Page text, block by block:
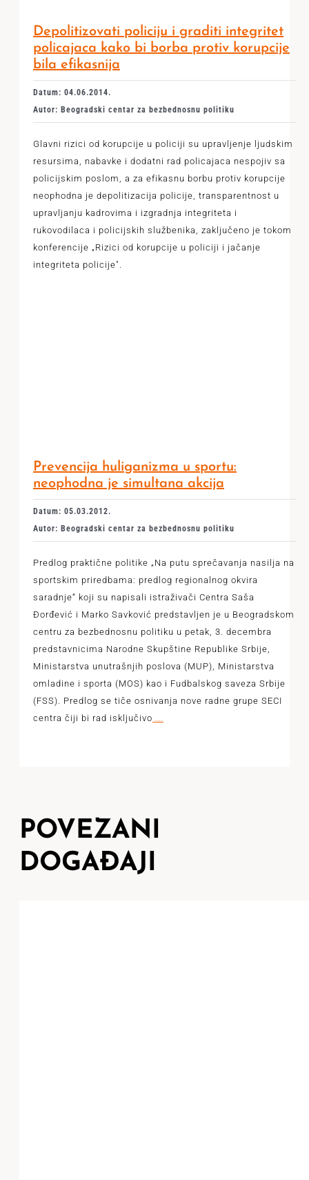
Depolitizovati policiju i graditi integritet
policajaca kako bi borba protiv korupcije
bila efikasnija
Datum: 04.06.2014.
Autor: Beogradski centar za bezbednosnu politiku
Glavni rizici od korupcije u policiji su upravljenje ljudskim
resursima, nabavke i dodatni rad policajaca nespojiv sa
policijskim poslom, a za efikasnu borbu protiv korupcije
neophodna je depolitizacija policije, transparentnost u
upravljanju kadrovima i izgradnja integriteta i
rukovodilaca i policijskih službenika, zaključeno je tokom
konferencije „Rizici od korupcije u policiji i jačanje
integriteta policije".
Prevencija huliganizma u sportu:
neophodna je simultana akcija
Datum: 05.03.2012.
Autor: Beogradski centar za bezbednosnu politiku
Predlog praktične politike „Na putu sprečavanja nasilja na
sportskim priredbama: predlog regionalnog okvira
saradnje“ koji su napisali istraživači Centra Saša
Đorđević i Marko Savković predstavljen je u Beogradskom
centru za bezbednosnu politiku u petak, 3. decembra
predstavnicima Narodne Skupštine Republike Srbije,
Ministarstva unutrašnjih poslova (MUP), Ministarstva
omladine i sporta (MOS) kao i Fudbalskog saveza Srbije
(FSS). Predlog se tiče osnivanja nove radne grupe SECI
centra čiji bi rad isključivo ...
POVEZANI
DOGAĐAJI